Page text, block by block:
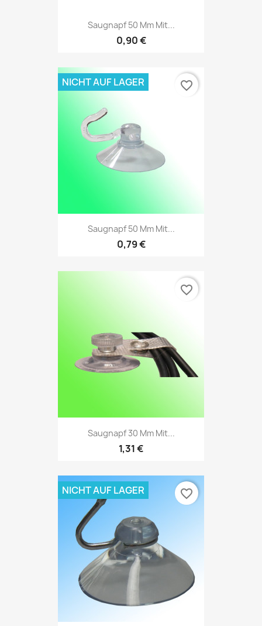
Saugnapf 50 Mm Mit...
0,90 €
Saugnapf 50 Mm Mit...
0,79 €
NICHT AUF LAGER favorite_border
Saugnapf 30 Mm Mit...
1,31 €
favorite_border
NICHT AUF LAGER favorite_border